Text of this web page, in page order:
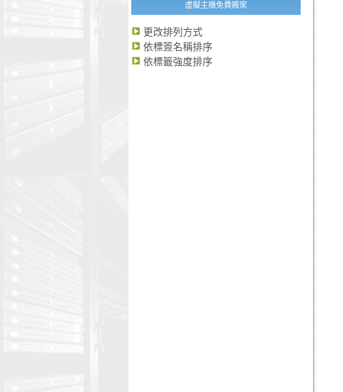
虛擬主機免費搬家
更改排列方式
依標簽名稱排序
依標籤強度排序